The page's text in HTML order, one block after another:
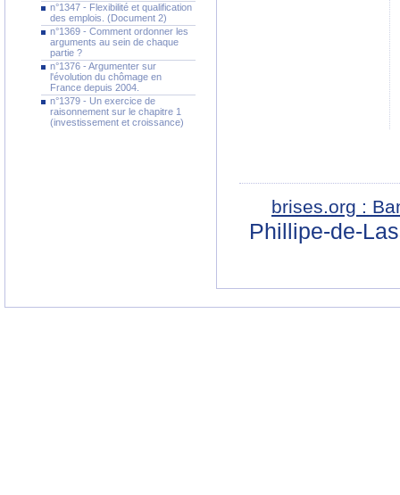
n°1347 - Flexibilité et qualification
des emplois. (Document 2)
n°1369 - Comment ordonner les
arguments au sein de chaque
partie ?
n°1376 - Argumenter sur
l'évolution du chômage en
France depuis 2004.
n°1379 - Un exercice de
raisonnement sur le chapitre 1
(investissement et croissance)
brises.org :
Phillipe-de-